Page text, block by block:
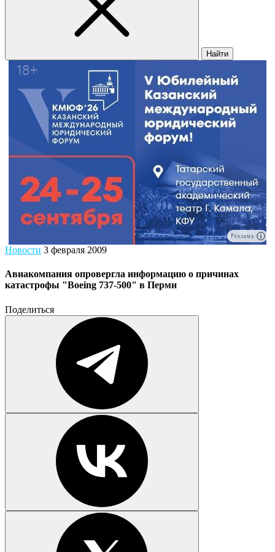
Найти
Реклама
Новости 3 февраля 2009
Авиакомпания опровергла информацию о причинах
катастрофы "Boeing 737-500" в Перми
Поделиться